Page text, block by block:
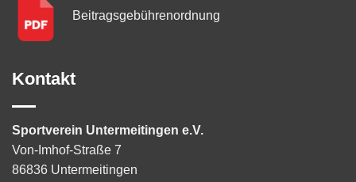
Beitragsgebühren­ordnung
Kontakt
Sportverein Untermeitingen e.V.
Von-Imhof-Straße 7
86836 Untermeitingen